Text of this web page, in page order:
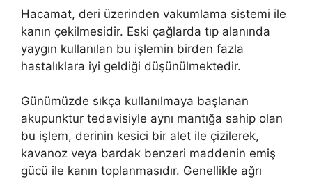
Hacamat, deri üzerinden vakumlama sistemi ile
kanın çekilmesidir. Eski çağlarda tıp alanında
yaygın kullanılan bu işlemin birden fazla
hastalıklara iyi geldiği düşünülmektedir.
Günümüzde sıkça kullanılmaya başlanan
akupunktur tedavisiyle aynı mantığa sahip olan
bu işlem, derinin kesici bir alet ile çizilerek,
kavanoz veya bardak benzeri maddenin emiş
gücü ile kanın toplanmasıdır. Genellikle ağrı